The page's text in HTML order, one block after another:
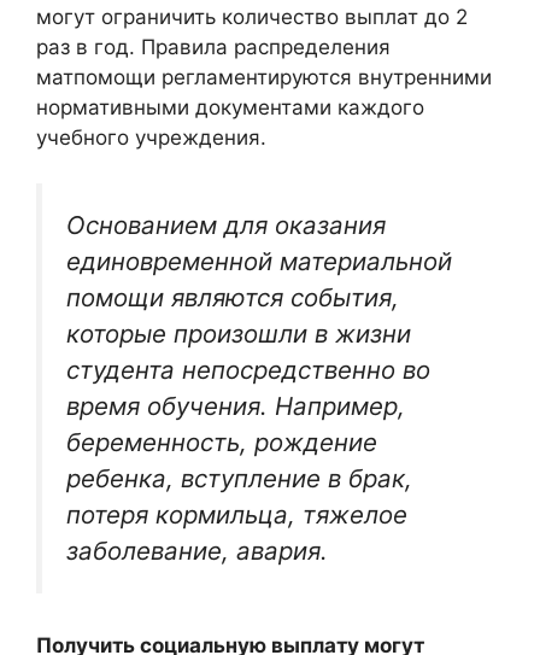
могут ограничить количество выплат до 2
раз в год. Правила распределения
матпомощи регламентируются внутренними
нормативными документами каждого
учебного учреждения.
Основанием для оказания
единовременной материальной
помощи являются события,
которые произошли в жизни
студента непосредственно во
время обучения. Например,
беременность, рождение
ребенка, вступление в брак,
потеря кормильца, тяжелое
заболевание, авария.
Получить социальную выплату могут